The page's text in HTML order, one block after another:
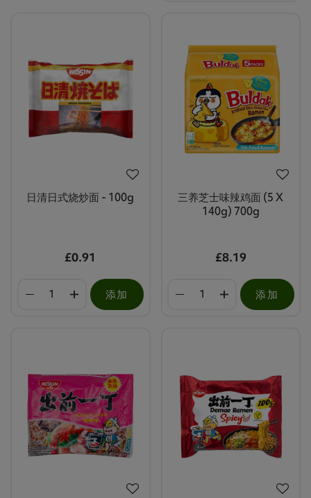
日清日式烧炒面 - 100g
£0.91
添加
三养芝士味辣鸡面 (5 X
140g) 700g
£8.19
添加